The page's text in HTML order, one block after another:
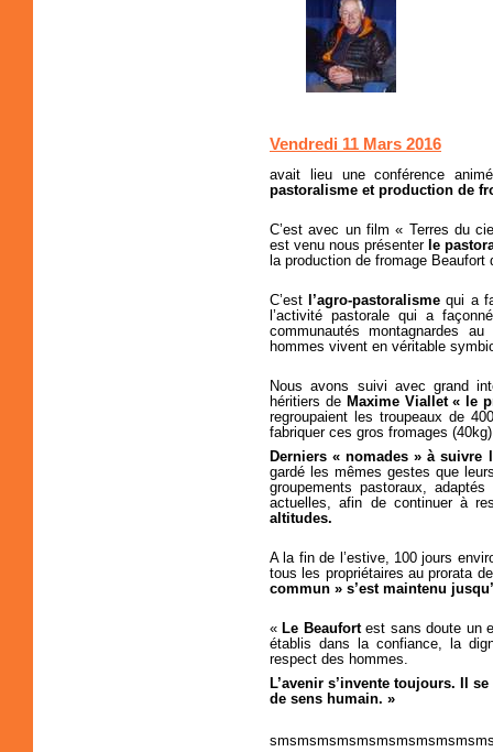
Vendredi 11 Mars 2016
avait lieu une conférence
pastoralisme et production de
C’est avec un film « Terres du
est venu nous présenterle
la production de fromage Beaufort
C’est l’agro-pastoralisme qui a
l’activité pastorale qui a
communautés montagnardes
hommes vivent en véritable
Nous avons suivi avec grand
héritiers deMaxime Viallet « le
regroupaient les troupeaux de
fabriquer ces gros fromages
Derniers « nomades » à suivre
gardé les mêmes gestes que
groupements pastoraux,
actuelles, afin de continuer à
altitudes.
A la fin de l’estive, 100 jours
tous les propriétaires au prorata
commun » s’est maintenu
« Le Beaufortest sans doute un
établis dans la confiance, la
respect des hommes.
L’avenir s’invente toujours. Il
de sens humain. »